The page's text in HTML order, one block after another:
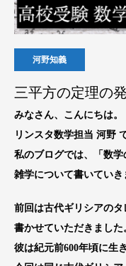
河野知義
三平方の定理の
みなさん、こんにちは。
リンスタ数学担当 河野
私のブログでは、「数
雑学について書いていき
前回は古代ギリシアの
書かせていただきました
彼は紀元前600年頃に生